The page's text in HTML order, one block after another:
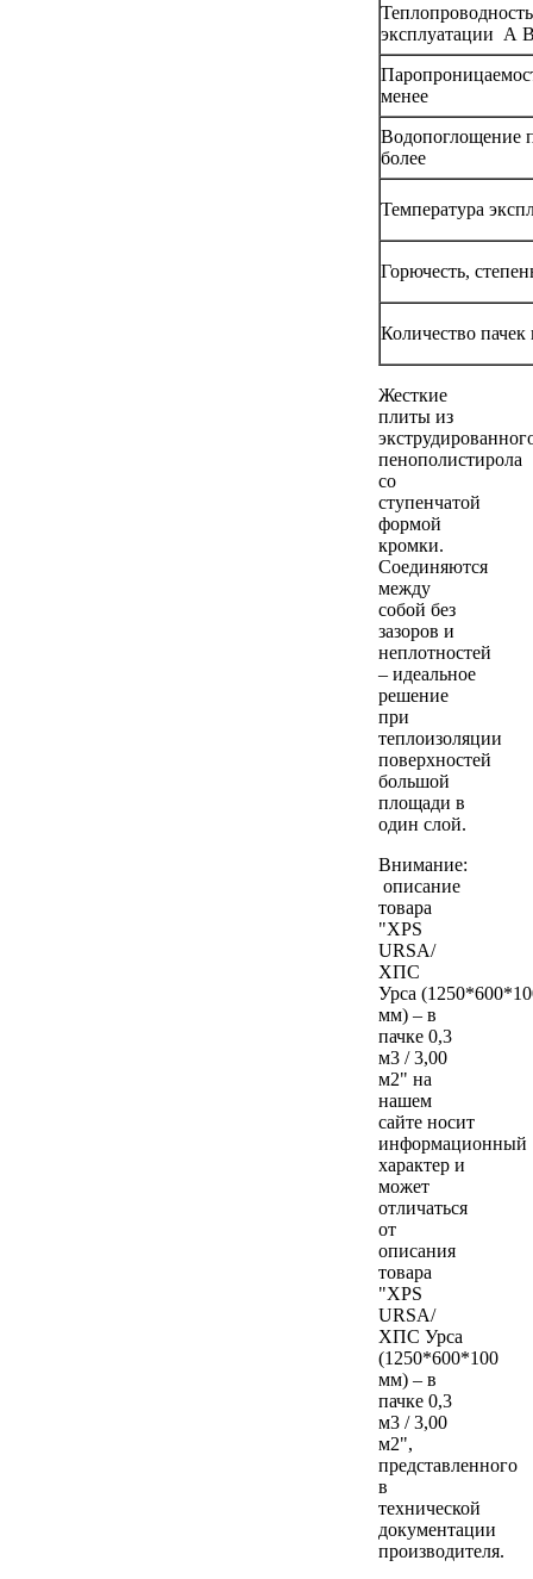
эксплуатации А
менее
Водопоглощение
более
Температура
Горючесть,
Количество пачек
Жесткие
плиты из
пенополистирола
со
ступенчатой
формой
кромки.
Соединяются
между
собой без
зазоров и
неплотностей
– идеальное
решение
при
теплоизоляции
поверхностей
большой
площади в
один слой.
Внимание:
описание
товара
"XPS
URSA/
ХПС
Урса
мм) – в
пачке 0,3
м3 / 3,00
м2" на
нашем
сайте носит
информационный
характер и
может
отличаться
от
описания
товара
"XPS
URSA/
ХПС Урса
(1250*600*100
мм) – в
пачке 0,3
м3 / 3,00
м2",
представленного
в
технической
документации
производителя.